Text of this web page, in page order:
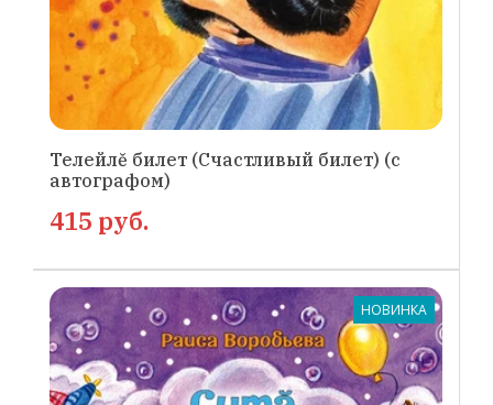
Телейлĕ билет (Счастливый билет) (с
автографом)
415 руб.
НОВИНКА